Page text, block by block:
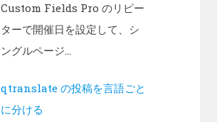
Custom Fields Pro のリピー
ターで開催日を設定して、シ
ングルページ...
qtranslate の投稿を言語ごと
に分ける